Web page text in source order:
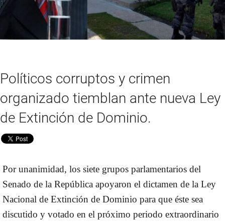
Políticos corruptos y crimen
organizado tiemblan ante nueva Ley
de Extinción de Dominio.
Por unanimidad, los siete grupos parlamentarios del
Senado de la República apoyaron el dictamen de la Ley
Nacional de Extinción de Dominio para que éste sea
discutido y votado en el próximo periodo extraordinario